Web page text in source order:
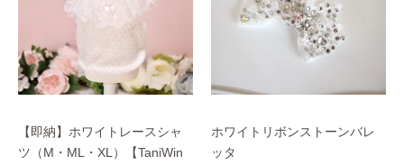
【即納】ホワイトレースシャ
ツ（M・ML・XL）【TaniWin
ホワイトリボンストーンバレ
ッタ